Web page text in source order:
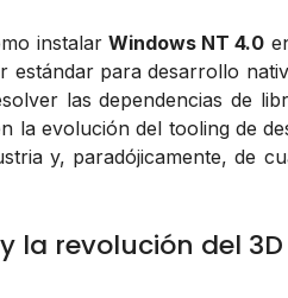
instalar Windows NT 4.0
estándar para desarrollo
las dependencias de
la evolución del tooling de
y, paradójicamente, de
la revolución del